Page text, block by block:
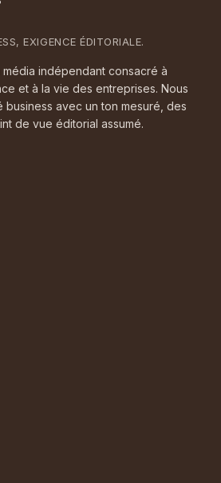
EXIGENCE ÉDITORIALE.
indépendant consacré à
et à la vie des entreprises. Nous
avec un ton mesuré, des
de vue éditorial assumé.